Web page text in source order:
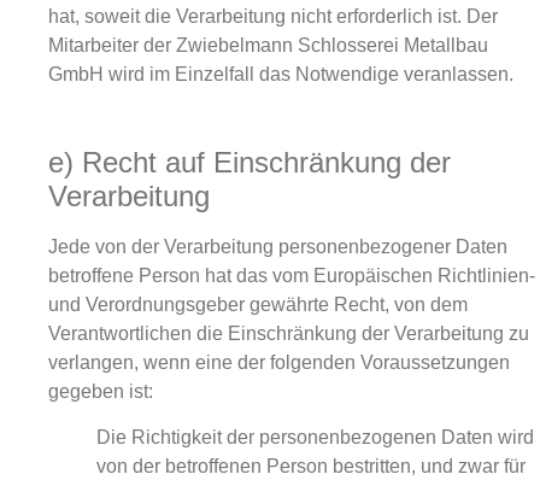
hat, soweit die Verarbeitung nicht erforderlich ist. Der
Mitarbeiter der Zwiebelmann Schlosserei Metallbau
GmbH wird im Einzelfall das Notwendige veranlassen.
e) Recht auf Einschränkung der
Verarbeitung
Jede von der Verarbeitung personenbezogener Daten
betroffene Person hat das vom Europäischen Richtlinien-
und Verordnungsgeber gewährte Recht, von dem
Verantwortlichen die Einschränkung der Verarbeitung zu
verlangen, wenn eine der folgenden Voraussetzungen
gegeben ist:
Die Richtigkeit der personenbezogenen Daten wird
von der betroffenen Person bestritten, und zwar für